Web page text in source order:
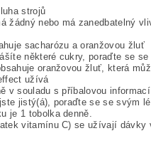
strojů
žádný nebo má zanedbatelný
sacharózu a oranžovou žluť
některé cukry, poraďte se
oranžovou žluť, která
užívá
v souladu s příbalovou
jistý(á), poraďte se se svým
je 1 tobolka denně.
vitamínu C) se užívají